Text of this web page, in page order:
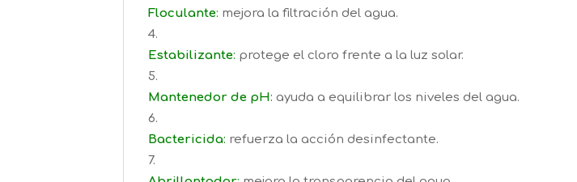
Floculante: mejora la filtración del agua.
Estabilizante: protege el cloro frente a la luz solar.
Mantenedor de pH: ayuda a equilibrar los niveles del agua.
Bactericida: refuerza la acción desinfectante.